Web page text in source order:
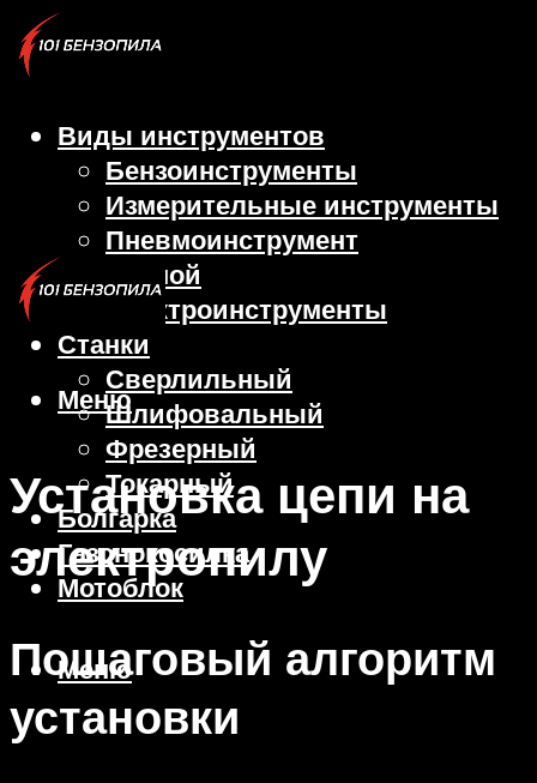
Виды инструментов
Бензоинструменты
Измерительные инструменты
Пневмоинструмент
Ручной
Электроинструменты
Станки
Сверлильный
Шлифовальный
Фрезерный
Токарный
Болгарка
Газонокосилка
Мотоблок
Меню
Меню
Установка цепи на
электропилу
Пошаговый алгоритм
установки